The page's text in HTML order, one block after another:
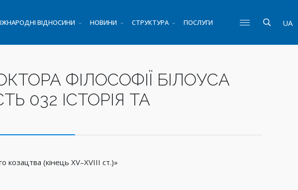
ВІДНОСИНИ НОВИНИ СТРУКТУРА ПОСЛУГИ UA
ФІЛОСОФІЇ БІЛОУСА
032 ІСТОРІЯ ТА
(кінець XV–XVIIІ ст.)»